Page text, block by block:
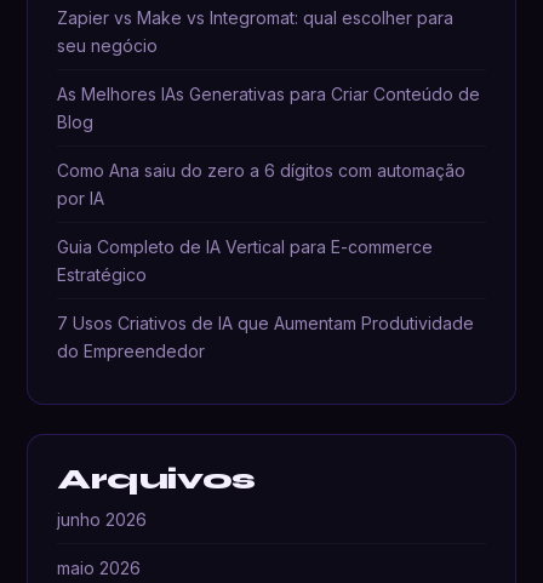
Zapier vs Make vs Integromat: qual escolher para
seu negócio
As Melhores IAs Generativas para Criar Conteúdo de
Blog
Como Ana saiu do zero a 6 dígitos com automação
por IA
Guia Completo de IA Vertical para E-commerce
Estratégico
7 Usos Criativos de IA que Aumentam Produtividade
do Empreendedor
Arquivos
junho 2026
maio 2026